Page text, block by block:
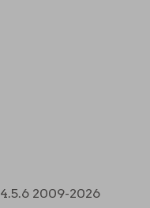
4.5.6 2009-2026